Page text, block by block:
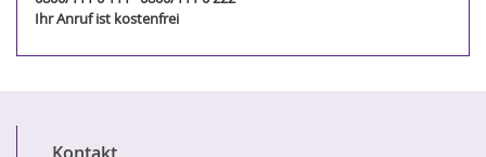
Ihr Anruf ist kostenfrei